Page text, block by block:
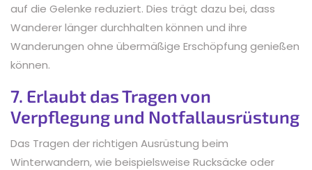
auf die Gelenke reduziert. Dies trägt dazu bei, dass
Wanderer länger durchhalten können und ihre
Wanderungen ohne übermäßige Erschöpfung genießen
können.
7. Erlaubt das Tragen von
Verpflegung und Notfallausrüstung
Das Tragen der richtigen Ausrüstung beim
Winterwandern, wie beispielsweise Rucksäcke oder